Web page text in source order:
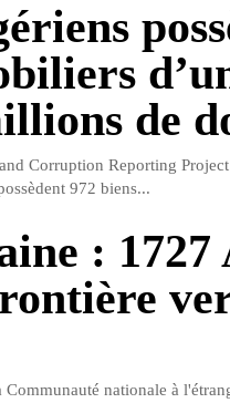
de
Corruption Reporting
972 biens...
: 1727
nationale à